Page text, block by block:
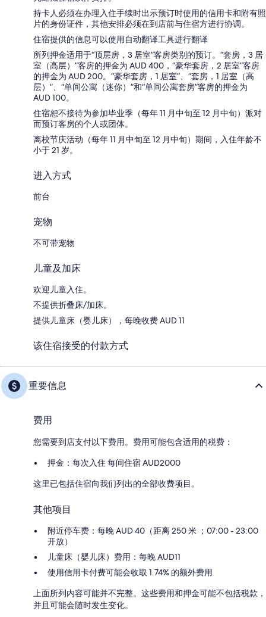
持卡人必须在办理入住手续时出示预订时使用的信用卡和附有照
片的身份证件，其他安排必须在到店前与住宿方进行协调。
住宿提供的信息可以使用自动翻译工具进行翻译
所列押金适用于“顶层房，3 居室”客房类别的预订。“套房，3 居
室（高层）”客房的押金为 AUD 400，“豪华套房，2 居室”客房
的押金为 AUD 200。“豪华套房，1 居室”、“套房，1 居室（高
层）”、“单间公寓（迷你）”和“单间公寓套房”客房的押金为
AUD 100。
住宿恕不接待为参加毕业季（每年 11 月中旬至 12 月中旬）派对
而预订客房的个人或团体。
离校节庆活动（每年 11 月中旬至 12 月中旬）期间，入住年龄不
小于 21 岁。
进入方式
前台
宠物
不可带宠物
儿童及加床
欢迎儿童入住。
不提供折叠床/加床。
提供儿童床（婴儿床），每晚收费 AUD 11
该住宿接受的付款方式
重要信息
费用
您需要到店支付以下费用。费用可能包含适用的税费：
押金：每次入住 每间住宿 AUD2000
这里已包括住宿向我们列出的全部收费项目。
其他项目
附近停车费：每晚 AUD 40（距离 250 米 ；07:00 - 23:00
开放）
儿童床（婴儿床）费用：每晚 AUD11
使用信用卡付费可能会收取 1.74% 的额外费用
上面所列内容可能并不完整。这些费用和押金可能不包括税款，
并且可能会随时发生变化。